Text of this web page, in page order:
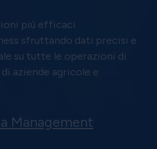
più efficaci
sfruttando dati precisi e
su tutte le operazioni di
aziende agricole e
Management